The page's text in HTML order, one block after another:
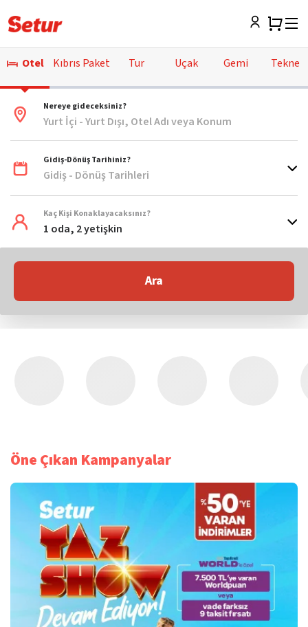
Otel Kıbrıs Paket Tur Uçak Gemi Tekne
Nereye gideceksiniz?
Yurt İçi - Yurt Dışı, Otel Adı veya Konum
Gidiş-Dönüş Tarihiniz?
Gidiş - Dönüş Tarihleri
Kaç Kişi Konaklayacaksınız?
1 oda, 2 yetişkin
Ara
Öne Çıkan Kampanyalar